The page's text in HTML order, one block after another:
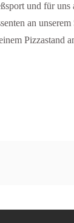
und für
an